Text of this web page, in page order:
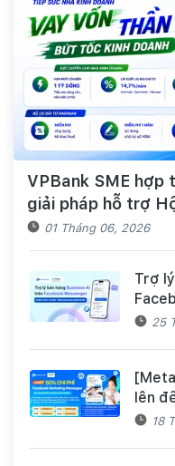
VPBank SME
giải pháp hỗ trợ
nghiệp tiếp cận
hóa đơn điện tử
01 Tháng 06, 2026
Trợ
có 25
lên
18